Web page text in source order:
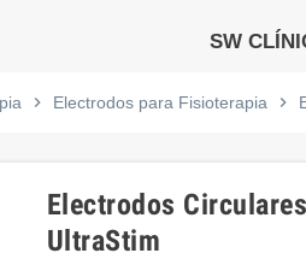
SW
chevron_right Electrodos para Fisioterapia chevron_right
Electrodos
UltraStim